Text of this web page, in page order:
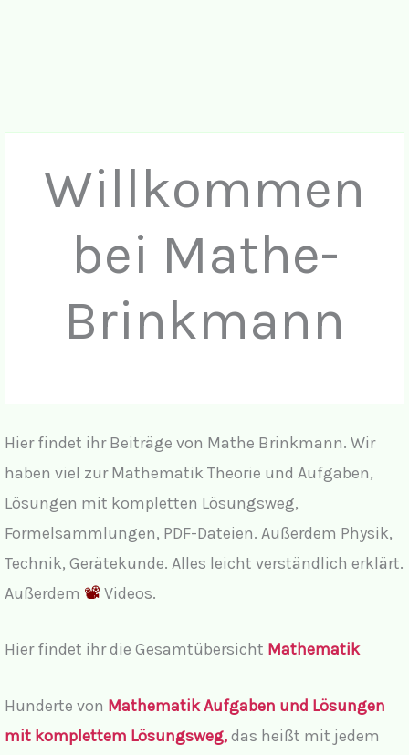
Willkommen
bei Mathe-
Brinkmann
Hier findet ihr Beiträge von Mathe Brinkmann. Wir
haben viel zur Mathematik Theorie und Aufgaben,
Lösungen mit kompletten Lösungsweg,
Formelsammlungen, PDF-Dateien. Außerdem Physik,
Technik, Gerätekunde. Alles leicht verständlich erklärt.
Außerdem 📽 Videos.
Hier findet ihr die Gesamtübersicht Mathematik
Hunderte von Mathematik Aufgaben und Lösungen
mit komplettem Lösungsweg,das heißt mit jedem